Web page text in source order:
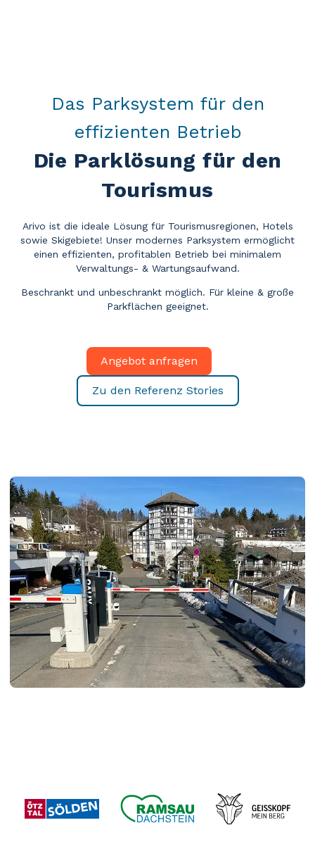
Das Parksystem für den
effizienten Betrieb
Die Parklösung für den
Tourismus
Arivo ist die ideale Lösung für Tourismusregionen, Hotels
sowie Skigebiete! Unser modernes Parksystem ermöglicht
einen effizienten, profitablen Betrieb bei minimalem
Verwaltungs- & Wartungsaufwand.
Beschrankt und unbeschrankt möglich. Für kleine & große
Parkflächen geeignet.
Angebot anfragen
Zu den Referenz Stories